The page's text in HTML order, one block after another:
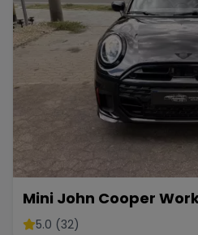
Mini John Cooper
Fahrspaß Offenes
5.0 (32)